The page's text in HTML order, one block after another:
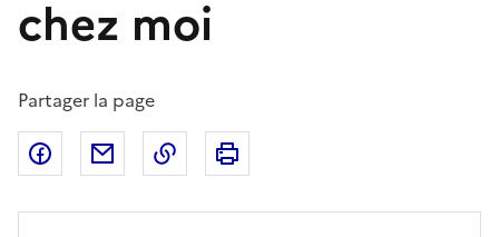
chez moi
Partager la page
Partager sur Facebook
Partager par emailCopier dans le presse-papier